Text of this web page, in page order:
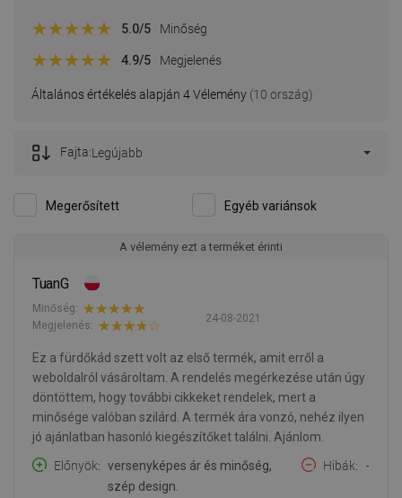
Általános értékelés alapján 4 Vélemény (10 ország)
5.0/5 Minőség
4.9/5 Megjelenés
Megerősített Egyéb variánsok
Fajta:Legújabb
A vélemény ezt a terméket érinti
TuanG
24-08-2021
Minőség:
Megjelenés:
Ez a fürdőkád szett volt az első termék, amit erről a
weboldalról vásároltam. A rendelés megérkezése után úgy
döntöttem, hogy további cikkeket rendelek, mert a
minősége valóban szilárd. A termék ára vonzó, nehéz ilyen
jó ajánlatban hasonló kiegészítőket találni. Ajánlom.
Előnyök
versenyképes ár és minőség,
szép design.
Hibák -